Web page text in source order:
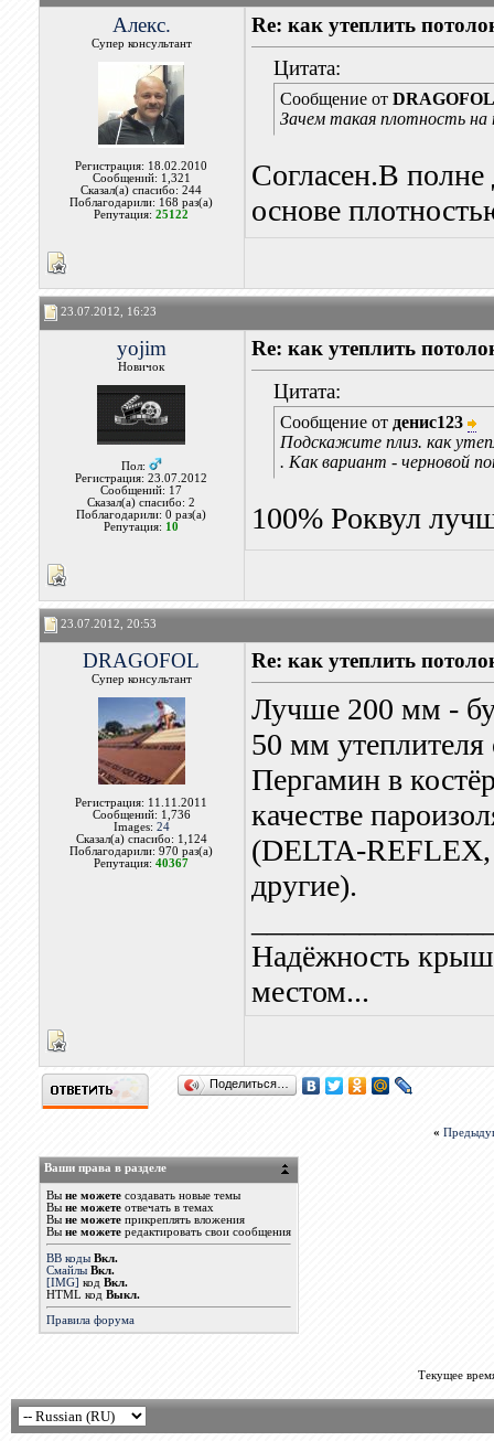
Алекс.
Супер консультант
Регистрация: 18.02.2010
Сообщений: 1,321
Сказал(а) спасибо: 244
Поблагодарили: 168 раз(а)
Репутация:25122
Re: как утеплить
Цитата:
Сообщение от DRAGOFOL
Зачем такая плотность на
Согласен.В полне
основе
23.07.2012, 16:23
yojim
Новичок
Пол:
Регистрация: 23.07.2012
Сообщений: 17
Сказал(а) спасибо: 2
Поблагодарили: 0 раз(а)
Репутация: 10
Re: как утеплить
Цитата:
Сообщение от денис123
Подскажите плиз. как
. Как вариант - черновой
100% Роквул
23.07.2012, 20:53
DRAGOFOL
Супер консультант
Регистрация: 11.11.2011
Сообщений: 1,736
Images: 24
Сказал(а) спасибо: 1,124
Поблагодарили: 970 раз(а)
Репутация:40367
Re: как утеплить
Лучше 200 мм -
50 мм утеплителя
Пергамин в
качестве
(DELTA-
другие).
Надёжность
местом...
Поделиться…
«
Ваши права в разделе
Вы не можетесоздавать новые темы
Вы не можетеотвечать в темах
Вы не можетеприкреплять вложения
Вы не можетередактировать свои сообщения
BB коды Вкл.
Смайлы Вкл.
[IMG] код Вкл.
HTML код Выкл.
Правила форума
Текущее